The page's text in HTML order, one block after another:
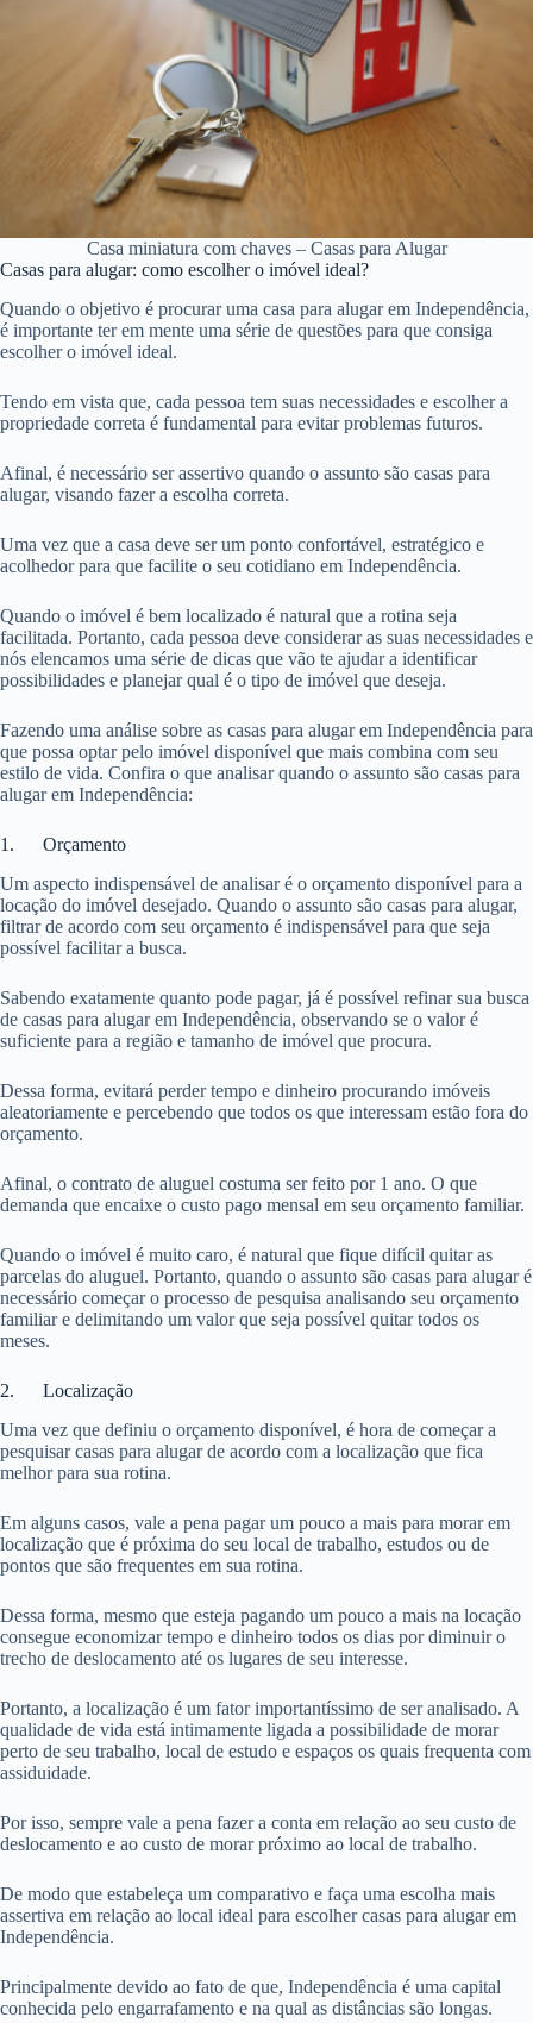
Casa miniatura com chaves – Casas para Alugar
Casas para alugar: como escolher o imóvel ideal?
Quando o objetivo é procurar uma casa para alugar em Independência,
é importante ter em mente uma série de questões para que consiga
escolher o imóvel ideal.
Tendo em vista que, cada pessoa tem suas necessidades e escolher a
propriedade correta é fundamental para evitar problemas futuros.
Afinal, é necessário ser assertivo quando o assunto são casas para
alugar, visando fazer a escolha correta.
Uma vez que a casa deve ser um ponto confortável, estratégico e
acolhedor para que facilite o seu cotidiano em Independência.
Quando o imóvel é bem localizado é natural que a rotina seja
facilitada. Portanto, cada pessoa deve considerar as suas necessidades e
nós elencamos uma série de dicas que vão te ajudar a identificar
possibilidades e planejar qual é o tipo de imóvel que deseja.
Fazendo uma análise sobre as casas para alugar em Independência para
que possa optar pelo imóvel disponível que mais combina com seu
estilo de vida. Confira o que analisar quando o assunto são casas para
alugar em Independência:
1. Orçamento
Um aspecto indispensável de analisar é o orçamento disponível para a
locação do imóvel desejado. Quando o assunto são casas para alugar,
filtrar de acordo com seu orçamento é indispensável para que seja
possível facilitar a busca.
Sabendo exatamente quanto pode pagar, já é possível refinar sua busca
de casas para alugar em Independência, observando se o valor é
suficiente para a região e tamanho de imóvel que procura.
Dessa forma, evitará perder tempo e dinheiro procurando imóveis
aleatoriamente e percebendo que todos os que interessam estão fora do
orçamento.
Afinal, o contrato de aluguel costuma ser feito por 1 ano. O que
demanda que encaixe o custo pago mensal em seu orçamento familiar.
Quando o imóvel é muito caro, é natural que fique difícil quitar as
parcelas do aluguel. Portanto, quando o assunto são casas para alugar é
necessário começar o processo de pesquisa analisando seu orçamento
familiar e delimitando um valor que seja possível quitar todos os
meses.
2. Localização
Uma vez que definiu o orçamento disponível, é hora de começar a
pesquisar casas para alugar de acordo com a localização que fica
melhor para sua rotina.
Em alguns casos, vale a pena pagar um pouco a mais para morar em
localização que é próxima do seu local de trabalho, estudos ou de
pontos que são frequentes em sua rotina.
Dessa forma, mesmo que esteja pagando um pouco a mais na locação
consegue economizar tempo e dinheiro todos os dias por diminuir o
trecho de deslocamento até os lugares de seu interesse.
Portanto, a localização é um fator importantíssimo de ser analisado. A
qualidade de vida está intimamente ligada a possibilidade de morar
perto de seu trabalho, local de estudo e espaços os quais frequenta com
assiduidade.
Por isso, sempre vale a pena fazer a conta em relação ao seu custo de
deslocamento e ao custo de morar próximo ao local de trabalho.
De modo que estabeleça um comparativo e faça uma escolha mais
assertiva em relação ao local ideal para escolher casas para alugar em
Independência.
Principalmente devido ao fato de que, Independência é uma capital
conhecida pelo engarrafamento e na qual as distâncias são longas.